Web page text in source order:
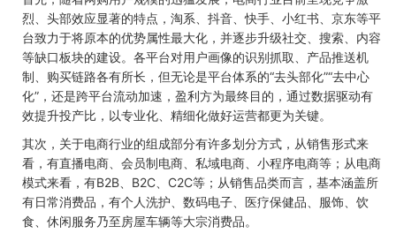
烈、头部效应显著的特点，淘系、抖音、快手、小红书、京东等平
台致力于将原本的优势属性最大化，并逐步升级社交、搜索、内容
等缺口板块的建设。各平台对用户画像的识别抓取、产品推送机
制、购买链路各有所长，但无论是平台体系的“去头部化”“去中心
化”，还是跨平台流动加速，盈利方为最终目的，通过数据驱动有
效提升投产比，以专业化、精细化做好运营都更为关键。
其次，关于电商行业的组成部分有许多划分方式，从销售形式来
看，有直播电商、会员制电商、私域电商、小程序电商等；从电商
模式来看，有B2B B2C C2C等；从销售品类而言，基本涵盖所
有日常消费品，有个人洗护、数码电子、医疗保健品、服饰、饮
食、休闲服务乃至房屋车辆等大宗消费品。